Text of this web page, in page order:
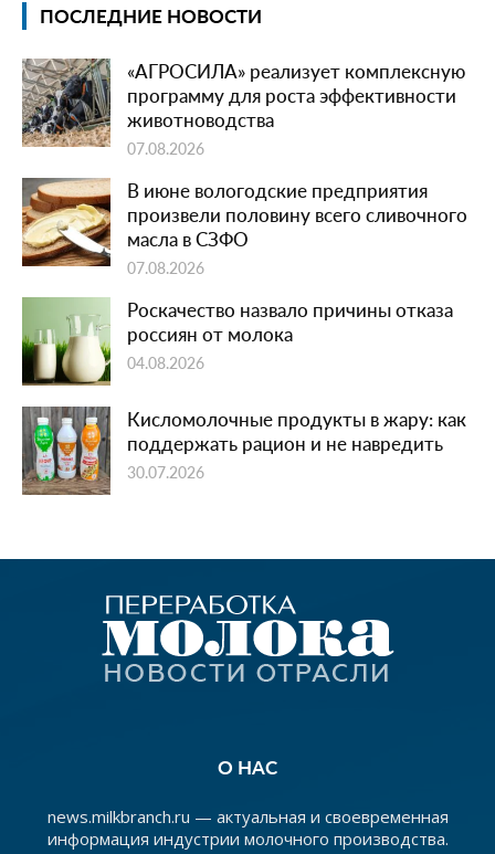
ПОСЛЕДНИЕ НОВОСТИ
«АГРОСИЛА» реализует комплексную
программу для роста эффективности
животноводства
07.08.2026
В июне вологодские предприятия
произвели половину всего сливочного
масла в СЗФО
07.08.2026
Роскачество назвало причины отказа
россиян от молока
04.08.2026
Кисломолочные продукты в жару: как
поддержать рацион и не навредить
30.07.2026
О НАС
news.milkbranch.ru — актуальная и своевременная
информация индустрии молочного производства.